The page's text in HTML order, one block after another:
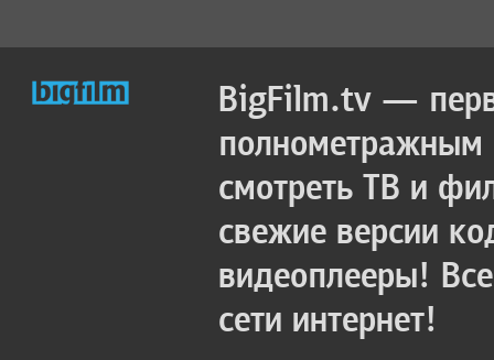
BigFilm.tv —
полнометражным
смотреть ТВ и
свежие версии
видеоплееры!
сети интернет!